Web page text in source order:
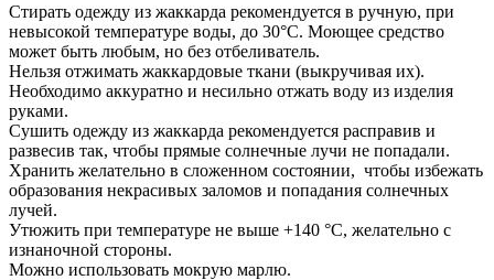
Стирать одежду из жаккарда рекомендуется в ручную, при
невысокой температуре воды, до 30°С. Моющее средство
может быть любым, но без отбеливатель.
Нельзя отжимать жаккардовые ткани (выкручивая их).
Необходимо аккуратно и несильно отжать воду из изделия
руками.
Сушить одежду из жаккарда рекомендуется расправив и
развесив так, чтобы прямые солнечные лучи не попадали.
Хранить желательно в сложенном состоянии, чтобы избежать
образования некрасивых заломов и попадания солнечных
лучей.
Утюжить при температуре не выше +140 °С, желательно с
изнаночной стороны.
Можно использовать мокрую марлю.